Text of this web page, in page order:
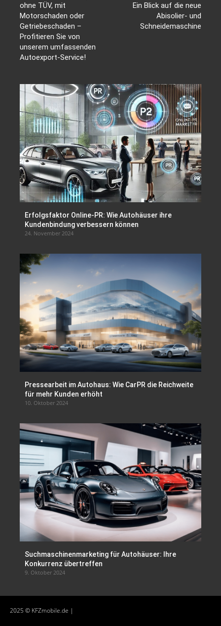
ohne TÜV, mit
Motorschaden oder
Getriebeschaden –
Profitieren Sie von
unserem umfassenden
Autoexport-Service!
Ein Blick auf die neue
Abisolier- und
Schneidemaschine
Erfolgsfaktor Online-PR: Wie Autohäuser ihre
Kundenbindung verbessern können
24. November 2024
Pressearbeit im Autohaus: Wie CarPR die Reichweite
für mehr Kunden erhöht
10. Oktober 2024
Suchmaschinenmarketing für Autohäuser: Ihre
Konkurrenz übertreffen
9. Oktober 2024
2025 © KFZmobile.de |